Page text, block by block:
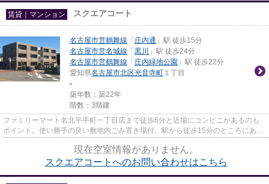
賃貸｜マンション スクエアコート
名古屋市営鶴舞線 「 庄内通 」駅 徒歩15分
名古屋市営名城線 「 黒川
」駅 徒歩24分
名古屋市営鶴舞線 「 庄内緑地公園 」駅 徒歩22分
愛知県名古屋市北区光音寺町 １丁目
-
築年数：築22年
階数：3階建
ファミリーマート名北平手町一丁目店まで徒歩6分と近場にコンビニがあるのも
ポイント。使い勝手の良い敷地内ごみ置き場付。駅から徒歩15分のところにある
現在空室情報がありません。
スクエアコートへのお問い合わせはこちら